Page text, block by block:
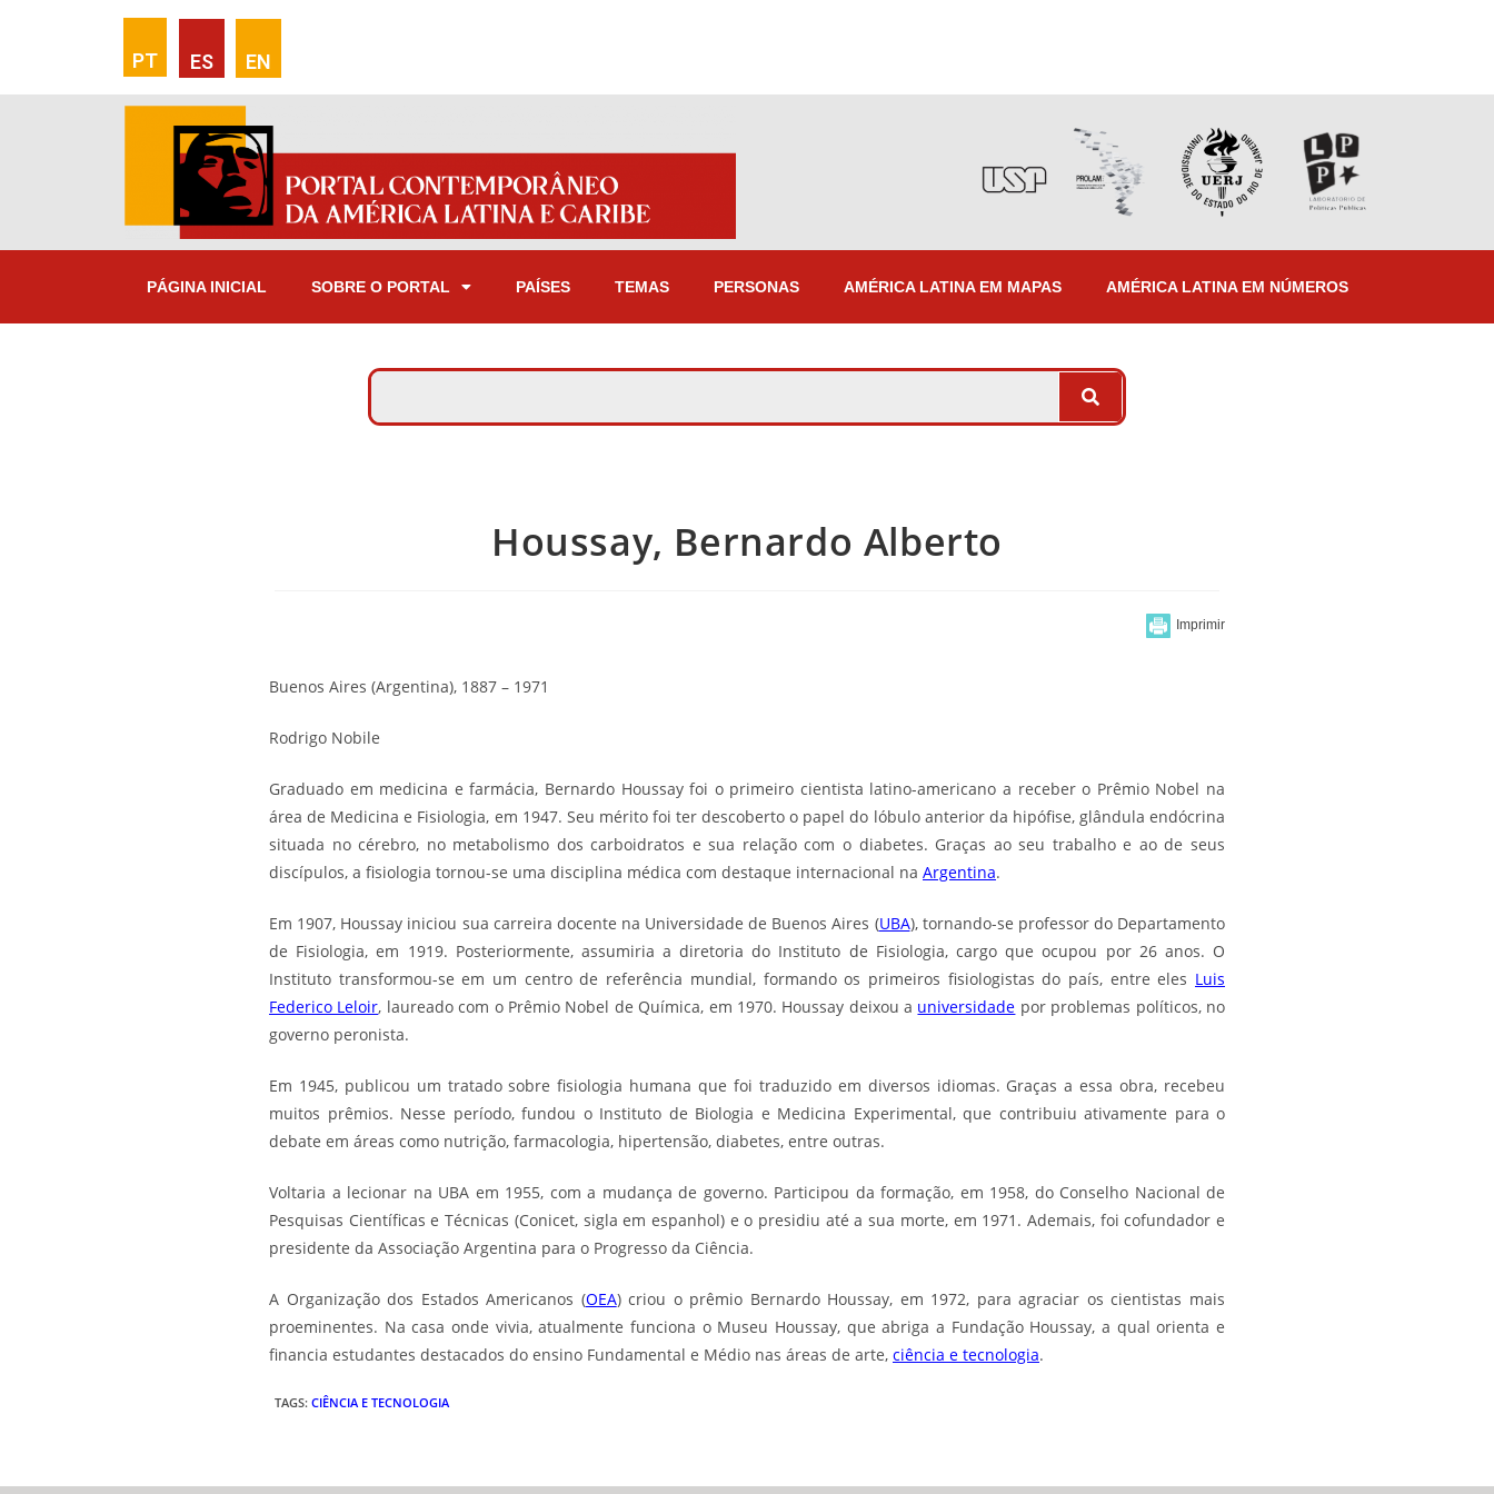
PT ES EN
PÁGINA INICIAL SOBRE O PORTAL PAÍSES TEMAS PERSONAS AMÉRICA LATINA EM MAPAS AMÉRICA LATINA EM NÚMEROS
Houssay, Bernardo Alberto
Buenos Aires (Argentina), 1887 – 1971
Rodrigo Nobile
Graduado em medicina e farmácia, Bernardo Houssay foi o primeiro cientista latino-americano a receber o Prêmio Nobel na
área de Medicina e Fisiologia, em 1947. Seu mérito foi ter descoberto o papel do lóbulo anterior da hipófise, glândula endócrina
situada no cérebro, no metabolismo dos carboidratos e sua relação com o diabetes. Graças ao seu trabalho e ao de seus
discípulos, a fisiologia tornou-se uma disciplina médica com destaque internacional na Argentina.
Em 1907, Houssay iniciou sua carreira docente na Universidade de Buenos Aires (UBA), tornando-se professor do Departamento
de Fisiologia, em 1919. Posteriormente, assumiria a diretoria do Instituto de Fisiologia, cargo que ocupou por 26 anos. O
Instituto transformou-se em um centro de referência mundial, formando os primeiros fisiologistas do país, entre eles Luis
Federico Leloir, laureado com o Prêmio Nobel de Química, em 1970. Houssay deixou a universidade por problemas políticos, no
governo peronista.
Em 1945, publicou um tratado sobre fisiologia humana que foi traduzido em diversos idiomas. Graças a essa obra, recebeu
muitos prêmios. Nesse período, fundou o Instituto de Biologia e Medicina Experimental, que contribuiu ativamente para o
debate em áreas como nutrição, farmacologia, hipertensão, diabetes, entre outras.
Voltaria a lecionar na UBA em 1955, com a mudança de governo. Participou da formação, em 1958, do Conselho Nacional de
Pesquisas Científicas e Técnicas (Conicet, sigla em espanhol) e o presidiu até a sua morte, em 1971. Ademais, foi cofundador e
presidente da Associação Argentina para o Progresso da Ciência.
A Organização dos Estados Americanos (OEA) criou o prêmio Bernardo Houssay, em 1972, para agraciar os cientistas mais
proeminentes. Na casa onde vivia, atualmente funciona o Museu Houssay, que abriga a Fundação Houssay, a qual orienta e
financia estudantes destacados do ensino Fundamental e Médio nas áreas de arte, ciência e tecnologia.
TAGS: CIÊNCIA E TECNOLOGIA